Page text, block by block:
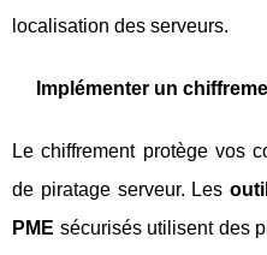
localisation des serveurs.
Implémenter un
Le chiffrement protège vos
de piratage serveur. Les
PME sécurisés utilisent des